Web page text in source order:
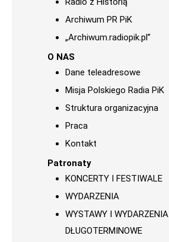
Archiwum PR PiK
„Archiwum.radiopik.pl”
O NAS
Dane teleadresowe
Misja Polskiego Radia PiK
Struktura organizacyjna
Praca
Kontakt
Patronaty
KONCERTY I FESTIWALE
WYDARZENIA
WYSTAWY I WYDARZENIA
DŁUGOTERMINOWE